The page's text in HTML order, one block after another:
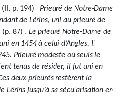
p. 194) : Prieuré de Notre-Dame
de Lérins, uni au prieuré de
(p. 87) : Le prieuré Notre-Dame de
en 1454 à celui d’Angles. Il
Prieuré modeste où seuls le
tenus de résider, il fut uni en
deux prieurés restèrent la
Lérins jusqu’à sa sécularisation en